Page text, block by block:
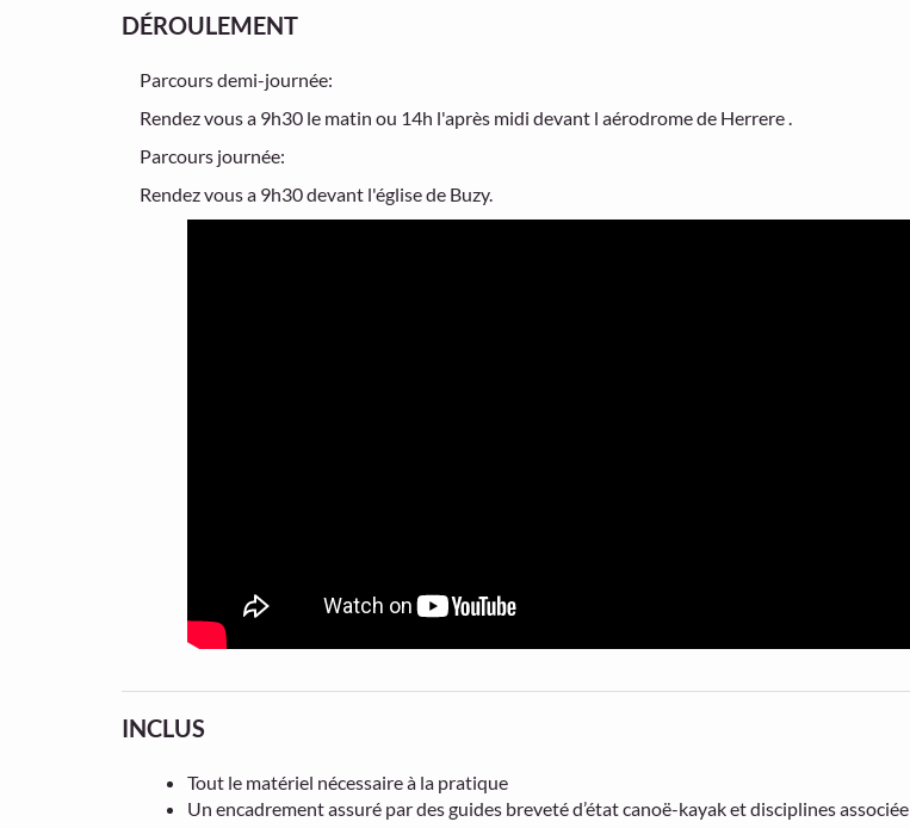
DÉROULEMENT
Parcours demi-journée:
Rendez vous a 9h30 le matin ou 14h l'après midi devant l aérodrome de Herrere .
Parcours journée:
Rendez vous a 9h30 devant l'église de Buzy.
INCLUS
Tout le matériel nécessaire à la pratique
Un encadrement assuré par des guides breveté d’état canoë-kayak et disciplines associée